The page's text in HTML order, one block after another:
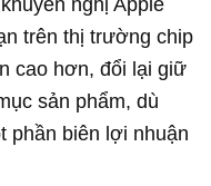
nghị Apple
trên thị trường chip
cao hơn, đổi lại giữ
sản phẩm, dù
phần biên lợi nhuận